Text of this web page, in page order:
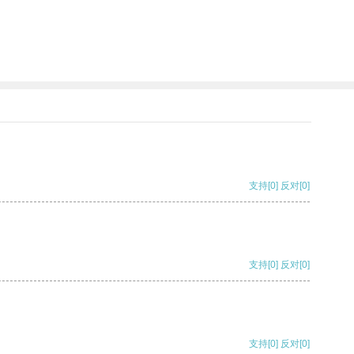
支持[0] 反对[0]
支持[0] 反对[0]
支持[0] 反对[0]